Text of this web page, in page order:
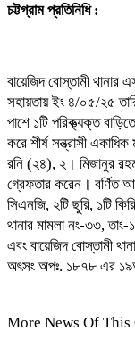
চট্টগ্রাম প্রতিনিধি :
বায়েজিদ বোস্তামী থানার
সহায়তায় ইং ৪/০৫/২৫
পাশে ১টি পরিক্ত্যক্ত
করে শীর্ষ সন্ত্রাসী
রনি (২৪), ২। মিজানুর
গ্রেফতার করেন। বর্ণিত
সিএনজি, ২টি ছুরি, ১টি
থানার মামলা নং-৩৩,
এবং বায়েজিদ বোস্তামী
অৎসং অপঃ. ১৮৭৮ এর
More News Of This